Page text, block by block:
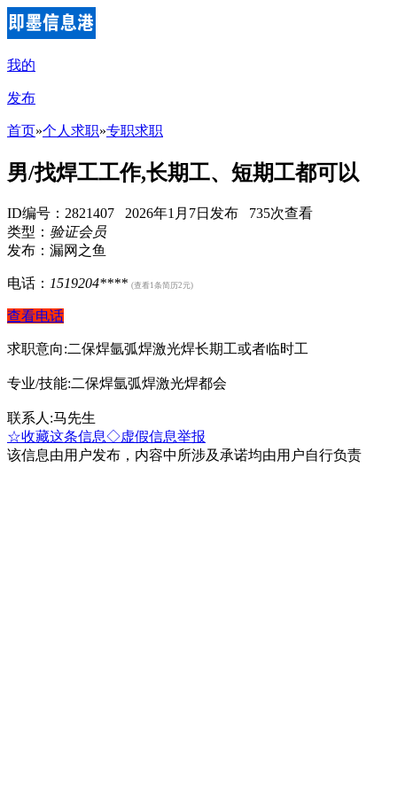
我的
发布
首页»个人求职»专职求职
男/找焊工工作,长期工、短期工都可以
ID编号：2821407 2026年1月7日发布 735次查看
类型： 验证会员
发布：漏网之鱼
电话： 1519204**** (查看1条简历2元)
查看电话
求职意向:二保焊氩弧焊激光焊长期工或者临时工
专业/技能:二保焊氩弧焊激光焊都会
联系人:马先生
☆收藏这条信息◇虚假信息举报
该信息由用户发布，内容中所涉及承诺均由用户自行负责